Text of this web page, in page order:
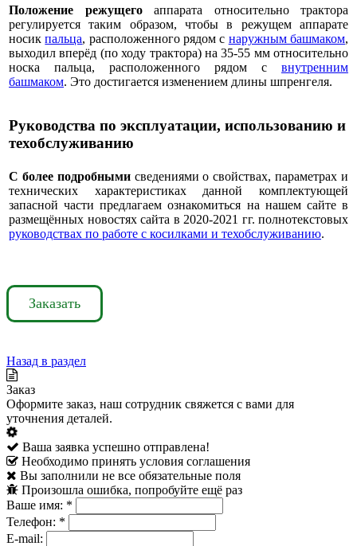
Положение режущегоаппарата относительно трактора
регулируется таким образом, чтобы в режущем аппарате
носикпальца, расположенного рядом с наружным башмаком,
выходил вперёд (по ходу трактора) на 35-55 мм относительно
носка пальца, расположенного рядом с внутренним
башмаком. Это достигается изменением длины шпренгеля.
Руководства по эксплуатации, использованию и
техобслуживанию
С более подробнымисведениями о свойствах, параметрах и
технических характеристиках данной комплектующей
запасной части предлагаем ознакомиться на нашем сайте в
размещённых новостях сайта в 2020-2021 гг. полнотекстовых
руководствах по работе с косилками и техобслуживанию.
Заказать
Назад в раздел
Заказ
Оформите заказ, наш сотрудник свяжется с вами для
уточнения деталей.
Ваша заявка успешно отправлена!
Необходимо принять условия соглашения
Вы заполнили не все обязательные поля
Произошла ошибка, попробуйте ещё раз
Ваше имя: *
Телефон: *
E-mail: